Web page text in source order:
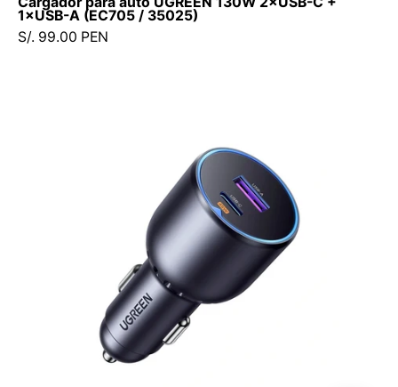
1×USB-A (EC705 / 35025)
S/. 99.00 PEN
UGREEN
63W
USB-
C
+
USB-
-